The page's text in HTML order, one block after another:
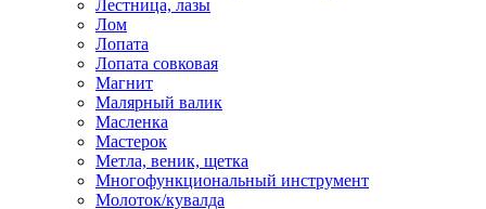
Лестница, лазы
Лом
Лопата
Лопата совковая
Магнит
Малярный валик
Масленка
Мастерок
Метла, веник, щетка
Многофункциональный инструмент
Молоток/кувалда